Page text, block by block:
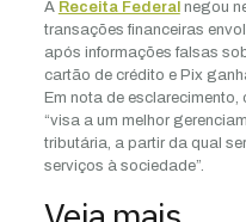
A Receita Federal negou
transações financeiras
após informações falsas
cartão de crédito e Pix
Em nota de
“visa a um melhor
tributária, a partir da qual
serviços à sociedade”.